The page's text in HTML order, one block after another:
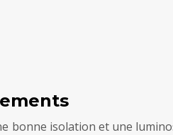
bonne isolation et une